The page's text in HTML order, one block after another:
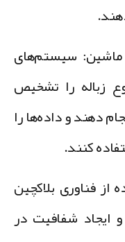
سیستم‌های
زباله را تشخیص
دهند و داده‌ها را
کنند.
فناوری بلاکچین
شفافیت در